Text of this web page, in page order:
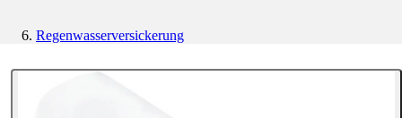
Regenwasserversickerung